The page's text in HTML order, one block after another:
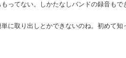
ってない。しかたなしバンドの録音もで
に取り出しとかできないのね。初めて